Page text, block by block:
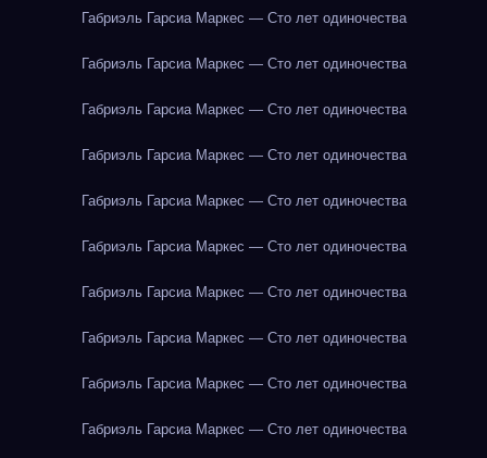
Габриэль Гарсиа Маркес — Сто лет одиночества
Габриэль Гарсиа Маркес — Сто лет одиночества
Габриэль Гарсиа Маркес — Сто лет одиночества
Габриэль Гарсиа Маркес — Сто лет одиночества
Габриэль Гарсиа Маркес — Сто лет одиночества
Габриэль Гарсиа Маркес — Сто лет одиночества
Габриэль Гарсиа Маркес — Сто лет одиночества
Габриэль Гарсиа Маркес — Сто лет одиночества
Габриэль Гарсиа Маркес — Сто лет одиночества
Габриэль Гарсиа Маркес — Сто лет одиночества